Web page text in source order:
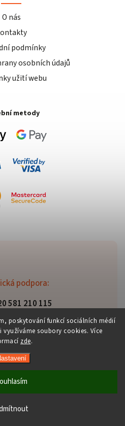
poskytování funkcí sociálních médií
využíváme soubory cookies. Více
zde.
podpora:
581 210 115
O nás
podmínky
osobních údajů
užití webu
metody
. Všechna práva